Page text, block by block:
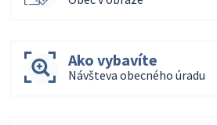
Ako vybavíte
Návšteva obecného úradu